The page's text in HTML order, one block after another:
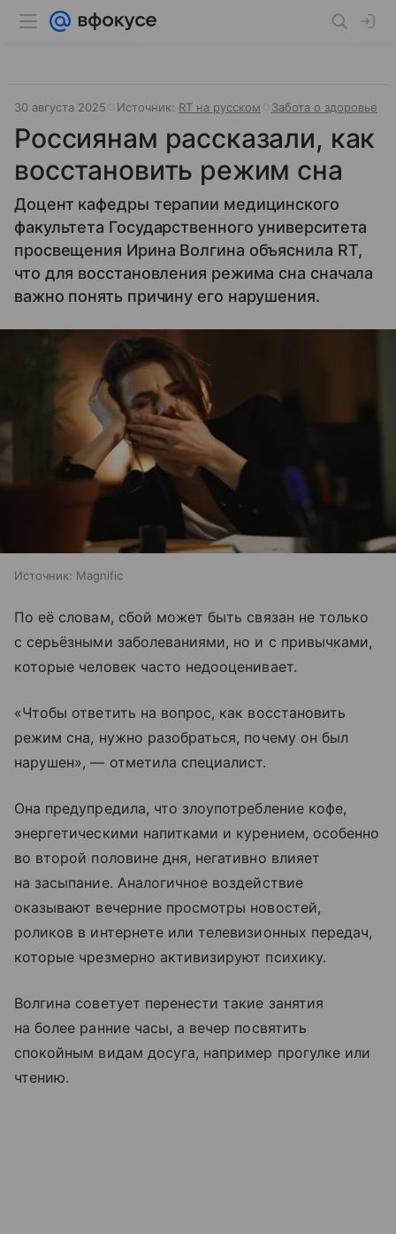
30 августа 2025 Источник: RT на русском Забота о здоровье
Россиянам рассказали, как
восстановить режим сна
Доцент кафедры терапии медицинского
факультета Государственного университета
просвещения Ирина Волгина объяснила RT,
что для восстановления режима сна сначала
важно понять причину его нарушения.
Источник: Magnific
По её словам, сбой может быть связан не только
с серьёзными заболеваниями, но и с привычками,
которые человек часто недооценивает.
«Чтобы ответить на вопрос, как восстановить
режим сна, нужно разобраться, почему он был
нарушен», — отметила специалист.
Она предупредила, что злоупотребление кофе,
энергетическими напитками и курением, особенно
во второй половине дня, негативно влияет
на засыпание. Аналогичное воздействие
оказывают вечерние просмотры новостей,
роликов в интернете или телевизионных передач,
которые чрезмерно активизируют психику.
Волгина советует перенести такие занятия
на более ранние часы, а вечер посвятить
спокойным видам досуга, например прогулке или
чтению.